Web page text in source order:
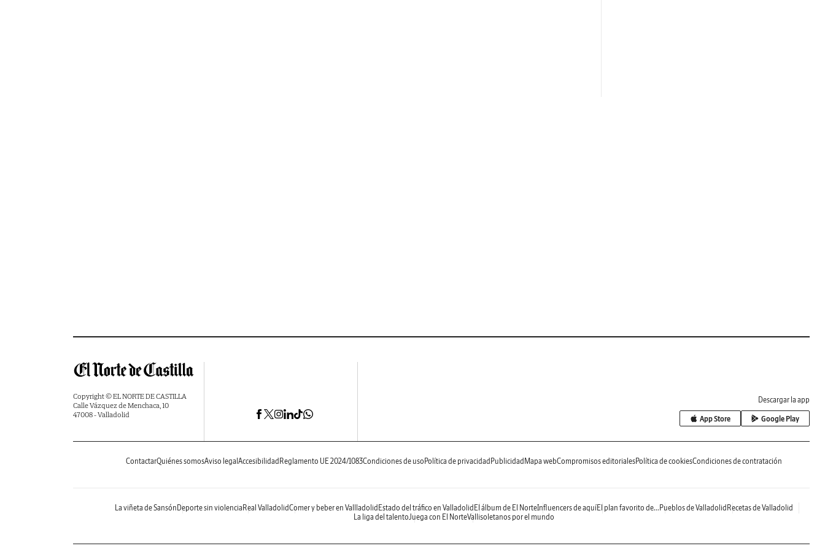
Copyright © EL NORTE DE CASTILLA
Calle Vázquez de Menchaca, 10
47008 - Valladolid
Descargar la app
App Store Google Play
ContactarQuiénes somosAviso legal Accesibilidad Reglamento UE 2024/1083Condiciones de uso Política de privacidad Publicidad Mapa webCompromisos editorialesPolítica de cookiesCondiciones de contratación
La viñeta de Sansón Deporte sin violencia Real ValladolidComer y beber en Vallladolid Estado del tráfico en Valladolid El álbum de El NorteInfluencers de aquíEl plan favorito de... Pueblos de Valladolid Recetas de Valladolid
La liga del talentoJuega con El NorteVallisoletanos por el mundo